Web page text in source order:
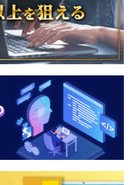
ィスです。
る評価をおこなってい
ャーが参加し、公平